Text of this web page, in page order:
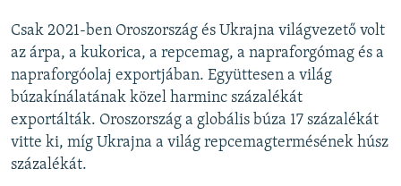
Csak 2021-ben Oroszország és Ukrajna világvezető volt
az árpa, a kukorica, a repcemag, a napraforgómag és a
napraforgóolaj exportjában. Együttesen a világ
búzakínálatának közel harminc százalékát
exportálták. Oroszország a globális búza 17 százalékát
vitte ki, míg Ukrajna a világ repcemagtermésének húsz
százalékát.